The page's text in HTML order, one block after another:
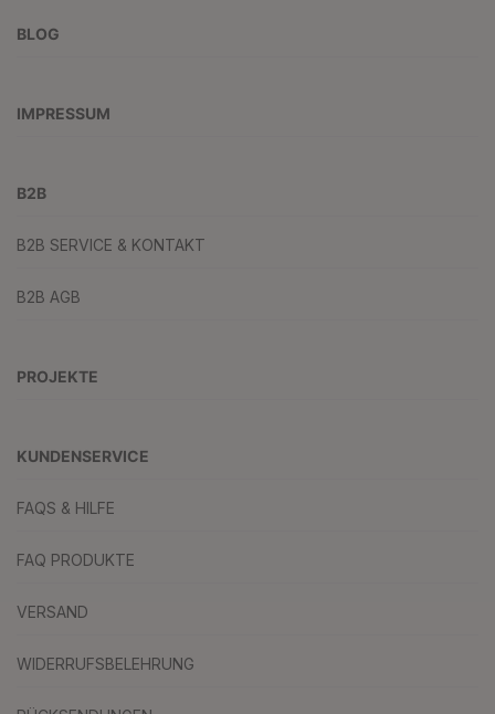
BLOG
IMPRESSUM
B2B
B2B SERVICE & KONTAKT
B2B AGB
PROJEKTE
KUNDENSERVICE
FAQS & HILFE
FAQ PRODUKTE
VERSAND
WIDERRUFSBELEHRUNG